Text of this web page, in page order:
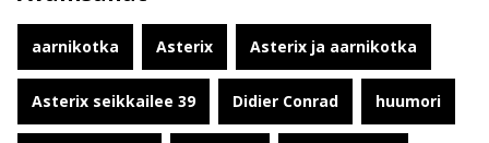
aarnikotka Asterix Asterix ja aarnikotka
Asterix seikkailee 39 Didier Conrad huumori